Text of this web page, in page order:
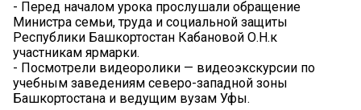
- Перед началом урока прослушали обращение
Министра семьи, труда и социальной защиты
Республики Башкортостан Кабановой О.Н.к
участникам ярмарки.
- Посмотрели видеоролики — видеоэкскурсии по
учебным заведениям северо-западной зоны
Башкортостана и ведущим вузам Уфы.